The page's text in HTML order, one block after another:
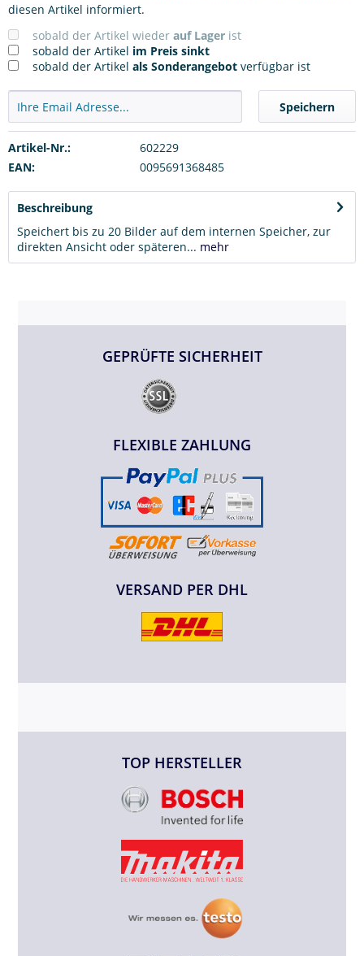
diesen Artikel informiert.
sobald der Artikel wieder auf Lager ist
sobald der Artikel im Preis sinkt
sobald der Artikel als Sonderangebot verfügbar ist
Speichern
Artikel-Nr.:
602229
EAN:
0095691368485
Beschreibung
Speichert bis zu 20 Bilder auf dem internen Speicher, zur
direkten Ansicht oder späteren... mehr
GEPRÜFTE SICHERHEIT
FLEXIBLE ZAHLUNG
VERSAND PER DHL
TOP HERSTELLER